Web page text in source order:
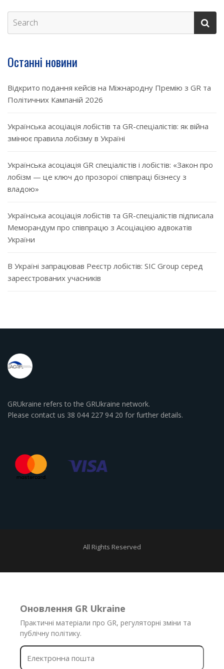
Останні новини
Відкрито подання кейсів на Міжнародну Премію з GR та
Політичних Кампаній 2026
Українська асоціація лобістів та GR-спеціалістів: як війна
змінює правила лобізму в Україні
Українська асоціація GR спеціалістів і лобістів: «Закон про
лобізм — це ключ до прозорої співпраці бізнесу з
владою»
Українська асоціація лобістів та GR-спеціалістів підписала
Меморандум про співпрацю з Асоціацією адвокатів
України
В Україні запрацював Реєстр лобістів: SIC Group серед
зареєстрованих учасників
GRUkraine refers to the GRUkraine network.
Please contact us 38 044 227 94 20 for further details.
All Rights Reserved